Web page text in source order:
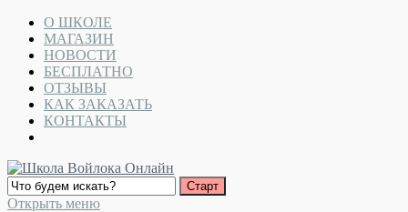
О ШКОЛЕ
МАГАЗИН
НОВОСТИ
БЕСПЛАТНО
ОТЗЫВЫ
КАК ЗАКАЗАТЬ
КОНТАКТЫ
Открыть меню